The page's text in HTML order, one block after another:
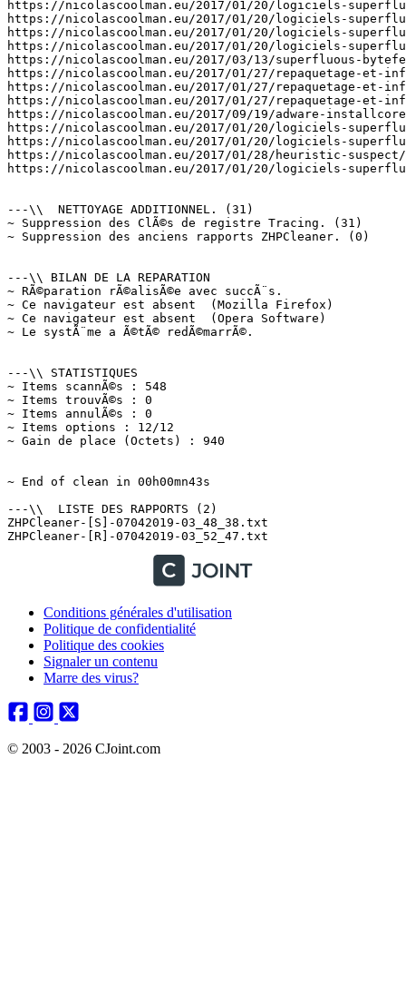
Conditions générales d'utilisation
Politique de confidentialité
Politique des cookies
Signaler un contenu
Marre des virus?
© 2003 - 2026 CJoint.com